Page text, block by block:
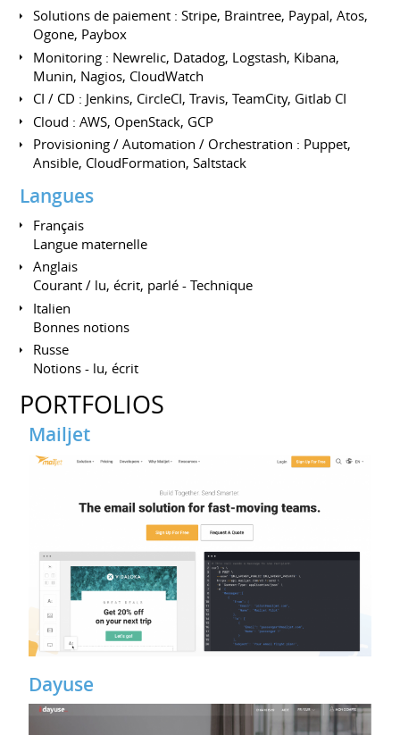
Solutions de paiement : Stripe, Braintree, Paypal, Atos,
Ogone, Paybox
Monitoring : Newrelic, Datadog, Logstash, Kibana,
Munin, Nagios, CloudWatch
CI / CD : Jenkins, CircleCI, Travis, TeamCity, Gitlab CI
Cloud : AWS, OpenStack, GCP
Provisioning / Automation / Orchestration : Puppet,
Ansible, CloudFormation, Saltstack
Langues
Français
Langue maternelle
Anglais
Courant / lu, écrit, parlé - Technique
Italien
Bonnes notions
Russe
Notions - lu, écrit
PORTFOLIOS
Mailjet
Dayuse